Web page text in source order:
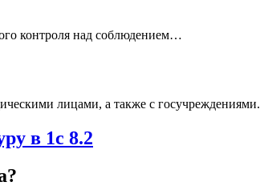
контроля над соблюдением…
лицами, а также с госучреждениями.
в 1с 8.2